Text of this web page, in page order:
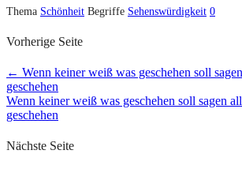
Thema Schönheit Begriffe Sehenswürdigkeit 0
Vorherige Seite
← Wenn keiner weiß was geschehen soll
geschehen
Wenn keiner weiß was geschehen soll sagen
geschehen
Nächste Seite